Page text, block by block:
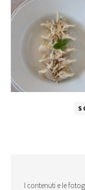
I contenuti e le